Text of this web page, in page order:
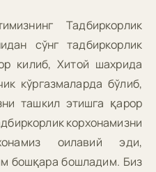
Тадбиркорлик
сўнг тадбиркорлик
килиб, Хитой шахрида
кўргазмаларда бўлиб,
ташкил этишга қарор
корхонамизни
оилавий эди,
бошқара бошладим. Биз